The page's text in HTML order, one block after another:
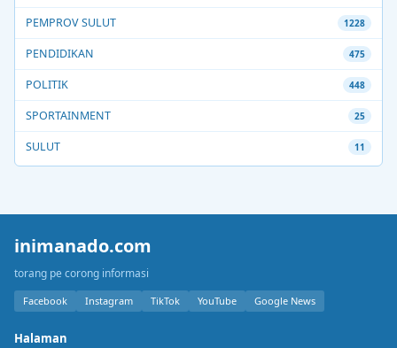
PEMPROV SULUT 1228
PENDIDIKAN 475
POLITIK 448
SPORTAINMENT 25
SULUT 11
inimanado.com
torang pe corong informasi
Facebook Instagram TikTok YouTube Google News
Halaman